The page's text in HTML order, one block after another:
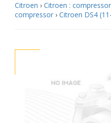
Citroen › Citroen : compressor
compressor › Citroen DS4